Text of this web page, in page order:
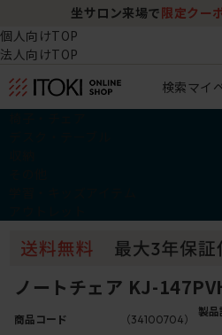
坐サロン来場で 限定クー
個人向けTOP
法人向けTOP
検索マイ
ノートチェア KJ-
商品コード （34100704）
製品